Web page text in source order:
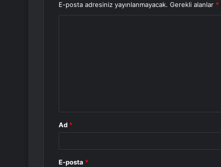
E-posta adresiniz yayınlanmayacak. Gerekli alanlar *
Ad *
E-posta *